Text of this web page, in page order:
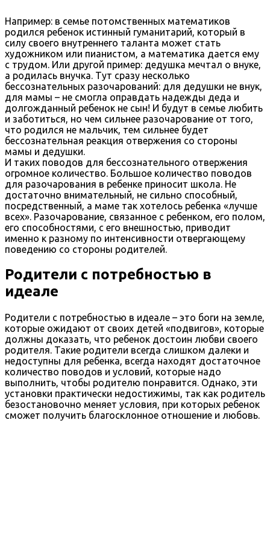
Например: в семье потомственных математиков
родился ребенок истинный гуманитарий, который в
силу своего внутреннего таланта может стать
художником или пианистом, а математика дается ему
с трудом. Или другой пример: дедушка мечтал о внуке,
а родилась внучка. Тут сразу несколько
бессознательных разочарований: для дедушки не внук,
для мамы – не смогла оправдать надежды деда и
долгожданный ребенок не сын! И будут в семье любить
и заботиться, но чем сильнее разочарование от того,
что родился не мальчик, тем сильнее будет
бессознательная реакция отвержения со стороны
мамы и дедушки.
И таких поводов для бессознательного отвержения
огромное количество. Большое количество поводов
для разочарования в ребенке приносит школа. Не
достаточно внимательный, не сильно способный,
посредственный, а маме так хотелось ребенка «лучше
всех». Разочарование, связанное с ребенком, его полом,
его способностями, с его внешностью, приводит
именно к разному по интенсивности отвергающему
поведению со стороны родителей.
Родители с потребностью в
идеале
Родители с потребностью в идеале – это боги на земле,
которые ожидают от своих детей «подвигов», которые
должны доказать, что ребенок достоин любви своего
родителя. Такие родители всегда слишком далеки и
недоступны для ребенка, всегда находят достаточное
количество поводов и условий, которые надо
выполнить, чтобы родителю понравится. Однако, эти
установки практически недостижимы, так как родитель
безостановочно меняет условия, при которых ребенок
сможет получить благосклонное отношение и любовь.